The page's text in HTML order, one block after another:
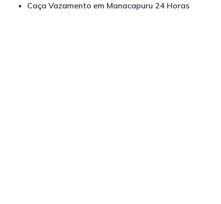
Caça Vazamento em Manacapuru 24 Horas